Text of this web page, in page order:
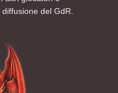
del GdR.